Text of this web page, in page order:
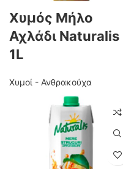
Χυμός Μήλο
Αχλάδι Naturalis
1L
Χυμοί - Ανθρακούχα